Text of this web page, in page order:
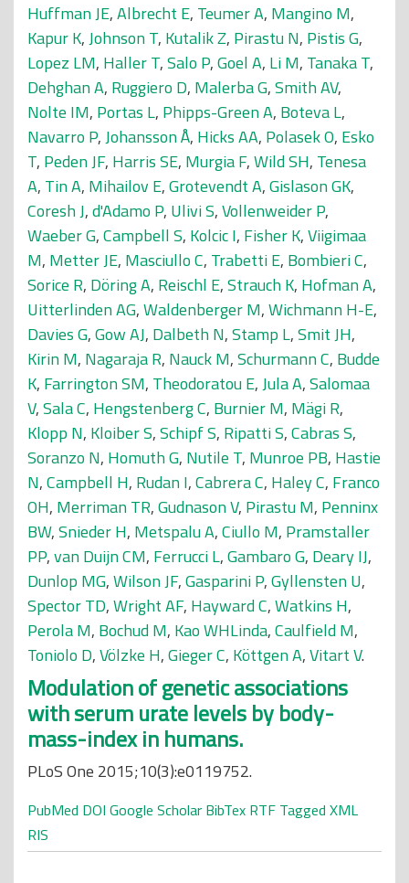
Huffman JE,Albrecht E, Teumer A, Mangino M,
Kapur K,Johnson T, Kutalik Z, Pirastu N, Pistis G,
Lopez LM, Haller T,Salo P,Goel A, Li M, Tanaka T,
Dehghan A, Ruggiero D, Malerba G,Smith AV,
Nolte IM, Portas L, Phipps-Green A, Boteva L,
Navarro P,Johansson Å, Hicks AA, Polasek O, Esko
T, Peden JF, Harris SE, Murgia F,Wild SH, Tenesa
A, Tin A, Mihailov E,Grotevendt A,Gislason GK,
Coresh J,d'Adamo P, Ulivi S,Vollenweider P,
Waeber G,Campbell S, Kolcic I, Fisher K,Viigimaa
M, Metter JE, Masciullo C, Trabetti E, Bombieri C,
Sorice R, Döring A, Reischl E,Strauch K, Hofman A,
Uitterlinden AG,Waldenberger M,Wichmann H-E,
Davies G,Gow AJ, Dalbeth N,Stamp L,Smit JH,
Kirin M, Nagaraja R, Nauck M,Schurmann C, Budde
K, Farrington SM, Theodoratou E,Jula A,Salomaa
V,Sala C, Hengstenberg C, Burnier M, Mägi R,
Klopp N, Kloiber S,Schipf S, Ripatti S,Cabras S,
Soranzo N, Homuth G, Nutile T, Munroe PB, Hastie
N,Campbell H, Rudan I,Cabrera C, Haley C, Franco
OH, Merriman TR,Gudnason V, Pirastu M, Penninx
BW,Snieder H, Metspalu A,Ciullo M, Pramstaller
PP,van Duijn CM, Ferrucci L,Gambaro G, Deary IJ,
Dunlop MG,Wilson JF,Gasparini P,Gyllensten U,
Spector TD,Wright AF, Hayward C,Watkins H,
Perola M, Bochud M, Kao WHLinda,Caulfield M,
Toniolo D,Völzke H,Gieger C, Köttgen A,Vitart V.
Modulation of genetic associations
with serum urate levels by body-
mass-index in humans.
PLoS One 2015;10(3):e0119752.
PubMed DOI Google Scholar BibTex RTF Tagged XML
RIS